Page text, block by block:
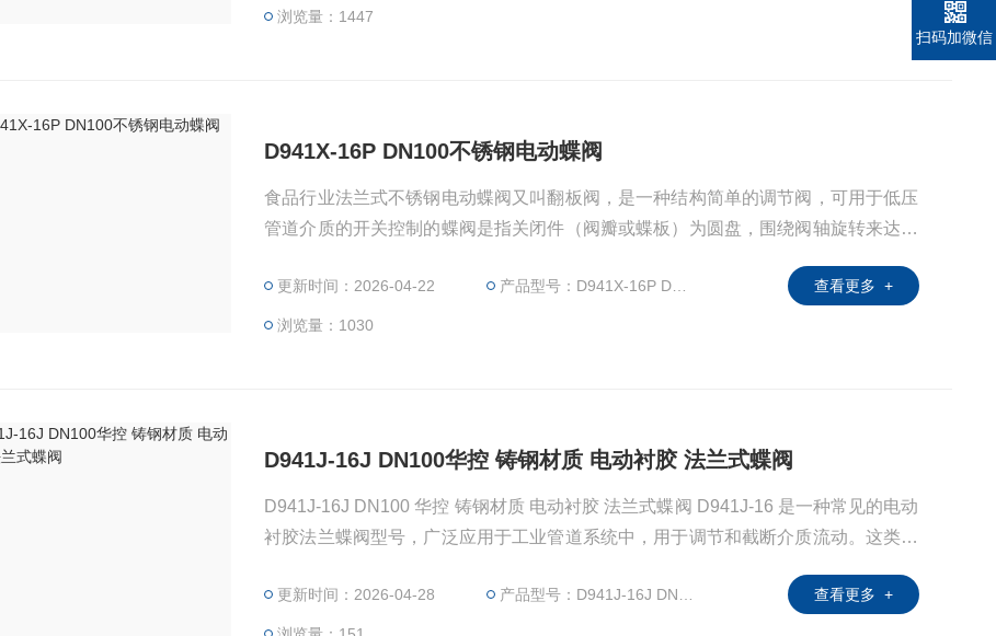
浏览量：1447
D941X-16P DN100不锈钢电动蝶阀
食品行业法兰式不锈钢电动蝶阀又叫翻板阀，是一种结构简单的调节阀，可用于低压
管道介质的开关控制的蝶阀是指关闭件（阀瓣或蝶板）为圆盘，围绕阀轴旋转来达到
品、液态金属和放射性介质等各种类型流体的流动。在管道上主要起切断和节流作
用。
更新时间：2026-04-22 产品型号：D941X-16P DN100
浏览量：1030
查看更多 +
D941J-16J DN100华控 铸钢材质 电动衬胶 法兰式蝶阀
D941J-16J DN100 华控 铸钢材质 电动衬胶 法兰式蝶阀 D941J-16‌ 是一种常见的电动
衬胶法兰蝶阀型号，广泛应用于工业管道系统中，用于调节和截断介质流动。这类阀
境。
更新时间：2026-04-28 产品型号：D941J-16J DN100 查看更多 +
扫码加微信